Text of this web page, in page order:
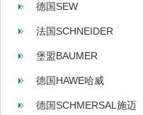
德国SEW
法国SCHNEIDER
堡盟BAUMER
德国HAWE哈威
德国SCHMERSAL施迈